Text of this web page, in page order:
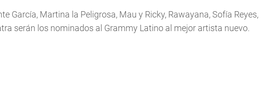
García, Martina la Peligrosa, Mau y Ricky, Rawayana, Sofía Reyes,
serán los nominados al Grammy Latino al mejor artista nuevo.